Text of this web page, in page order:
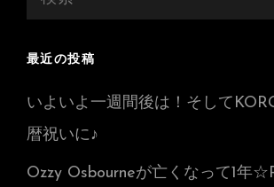
最近の投稿
いよいよ一週間後は！そして
暦祝いに♪
Ozzy Osbourneが亡くなって1年